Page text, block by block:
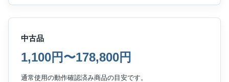
中古品
1,100円〜178,800円
通常使用の動作確認済み商品の目安です。